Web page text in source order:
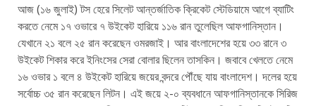
আজ (১৬ জুলাই) টস হেরে সিলেট আন্তর্জাতিক ক্রিকেট স্টেডিয়ামে আগে ব্যাটিং
করতে নেমে ১৭ ওভারে ৭ উইকেট হারিয়ে ১১৬ রান তুলেছিল আফগানিস্তান।
যেখানে ২১ বলে ২৫ রান করেছেন ওমরজাই। আর বাংলাদেশের হয়ে ৩৩ রানে ৩
উইকেট শিকার করে ইনিংসের সেরা বোলার ছিলেন তাসকিন। জবাবে খেলতে নেমে
১৬ ওভার ১ বলে ৪ উইকেট হারিয়ে জয়ের বন্দরে পৌঁছে যায় বাংলাদেশ। দলের হয়ে
সর্বোচ্চ ৩৫ রান করেছেন লিটন। এই জয়ে ২-০ ব্যবধানে আফগানিস্তানকে সিরিজ